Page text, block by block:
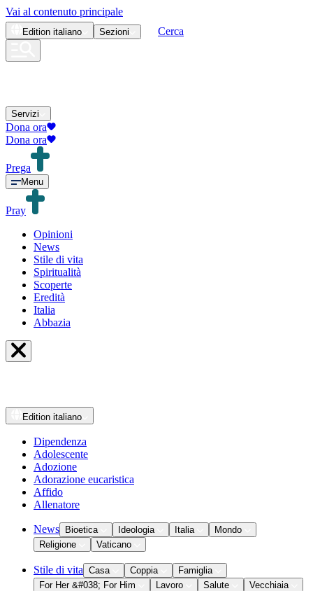
Vai al contenuto principale
Edition italiano Sezioni Cerca
Servizi
Dona ora
Dona ora
Prega
Menu
Pray
Opinioni
News
Stile di vita
Spiritualità
Scoperte
Eredità
Italia
Abbazia
Edition italiano
Dipendenza
Adolescente
Adozione
Adorazione eucaristica
Affido
Allenatore
News Bioetica Ideologia Italia
Mondo
Religione
Vaticano
Stile di vita Casa Coppia
Famiglia
For Her &#038; For Him
Lavoro Salute
Vecchiaia